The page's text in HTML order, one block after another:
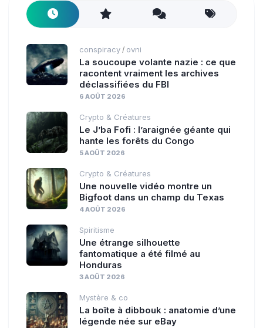
conspiracy / ovni
La soucoupe volante nazie : ce que
racontent vraiment les archives
déclassifiées du FBI
6 AOÛT 2026
Crypto & Créatures
Le J’ba Fofi : l’araignée géante qui
hante les forêts du Congo
5 AOÛT 2026
Crypto & Créatures
Une nouvelle vidéo montre un
Bigfoot dans un champ du Texas
4 AOÛT 2026
Spiritisme
Une étrange silhouette
fantomatique a été filmé au
Honduras
3 AOÛT 2026
Mystère & co
La boîte à dibbouk : anatomie d’une
légende née sur eBay